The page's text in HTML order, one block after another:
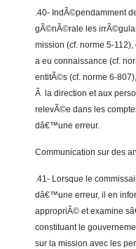
.40- IndÃ©pendamment
gÃ©nÃ©rale les
mission (cf. norme 5-
a eu connaissance (cf.
entitÃ©s (cf. norme 6-
Ã la direction et aux
relevÃ©e dans les
dâ€™une erreur.
Communication sur des
.41- Lorsque le
dâ€™une erreur, il en
appropriÃ© et examine
constituant le
sur la mission avec les